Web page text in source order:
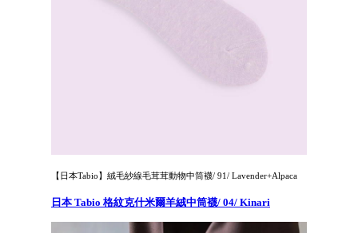
【日本Tabio】絨毛紗線毛茸茸動物中筒襪/ 91/ Lavender+Alpaca
日本 Tabio 格紋克什米爾羊絨中筒襪/ 04/ Kinari